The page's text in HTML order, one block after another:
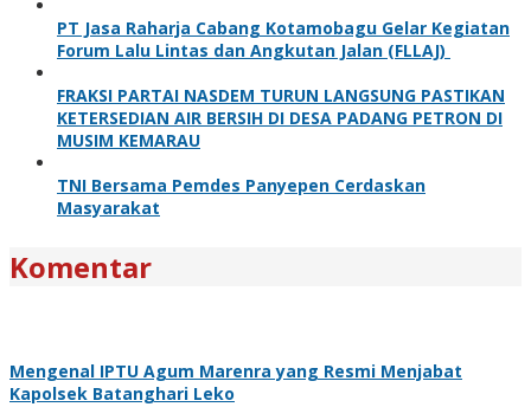
PT Jasa Raharja Cabang Kotamobagu Gelar Kegiatan
Forum Lalu Lintas dan Angkutan Jalan (FLLAJ)
FRAKSI PARTAI NASDEM TURUN LANGSUNG PASTIKAN
KETERSEDIAN AIR BERSIH DI DESA PADANG PETRON DI
MUSIM KEMARAU
TNI Bersama Pemdes Panyepen Cerdaskan
Masyarakat
Komentar
Mengenal IPTU Agum Marenra yang Resmi Menjabat
Kapolsek Batanghari Leko